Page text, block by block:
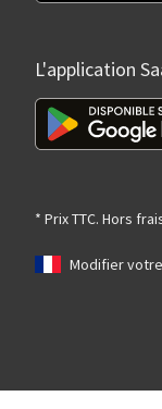
L'application
* Prix TTC. Hors
Modifier